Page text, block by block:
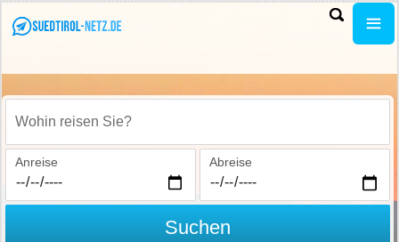
Wohin reisen Sie?
Anreise Abreise
Suchen